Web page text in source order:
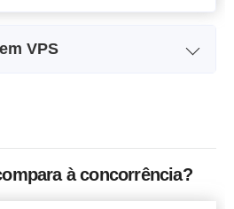
VPS
à concorrência?